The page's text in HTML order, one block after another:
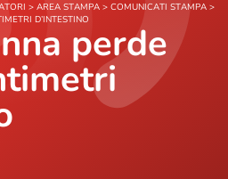
> AREA STAMPA > COMUNICATI STAMPA >
D’INTESTINOperde